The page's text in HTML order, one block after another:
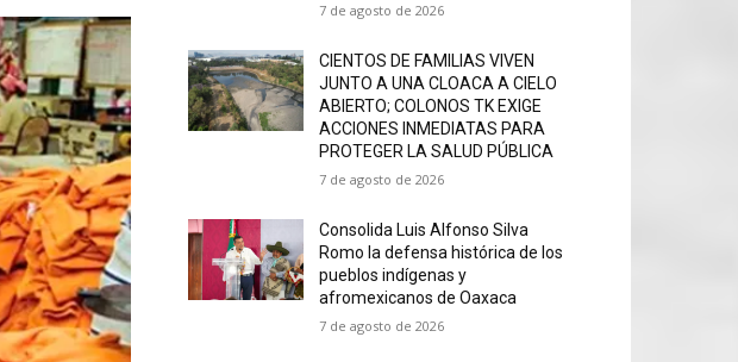
7 de agosto de 2026
CIENTOS DE FAMILIAS VIVEN
JUNTO A UNA CLOACA A CIELO
ABIERTO; COLONOS TK EXIGE
ACCIONES INMEDIATAS PARA
PROTEGER LA SALUD PÚBLICA
7 de agosto de 2026
Consolida Luis Alfonso Silva
Romo la defensa histórica de los
pueblos indígenas y
afromexicanos de Oaxaca
7 de agosto de 2026